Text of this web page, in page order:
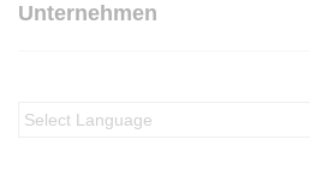
Unternehmen